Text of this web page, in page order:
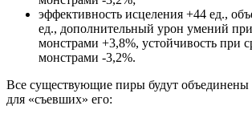
эффективность исцеления +44 ед.,
ед., дополнительный урон умений
монстрами +3,8%, устойчивость при
монстрами -3,2%.
Все существующие пиры будут
для «съевших» его: